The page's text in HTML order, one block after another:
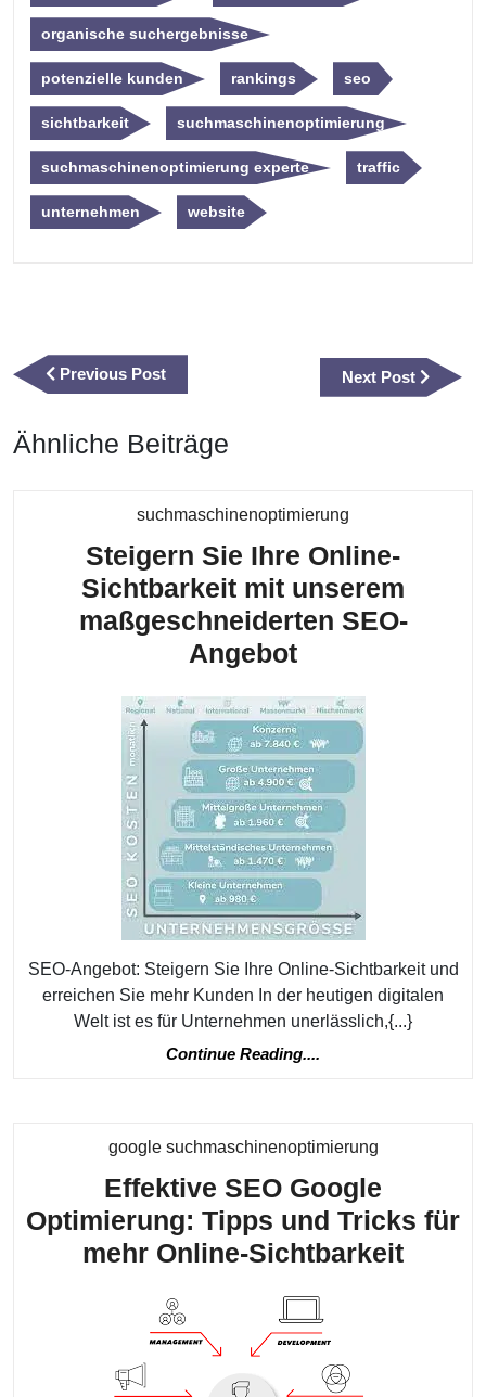
organische suchergebnisse
potenzielle kunden rankings seo
sichtbarkeit suchmaschinenoptimierung
suchmaschinenoptimierung experte traffic
unternehmen website
Previous PostPrevious
Post
Next Post
Next
Post
Ähnliche Beiträge
suchmaschinenoptimierung
Steigern Sie Ihre Online-
Sichtbarkeit mit unserem
maßgeschneiderten SEO-
AngebotSteigern
Ihre
Online-
Sichtbarkeit
mit
unserem
SEO-
Angebot
SEO-Angebot: Steigern Sie Ihre Online-Sichtbarkeit und
erreichen Sie mehr Kunden In der heutigen digitalen
Welt ist es für Unternehmen unerlässlich,{...}
Continue Reading....
google suchmaschinenoptimierungKategorie
Effektive SEO Google
Optimierung: Tipps und Tricks für
mehr Online-Sichtbarkeit